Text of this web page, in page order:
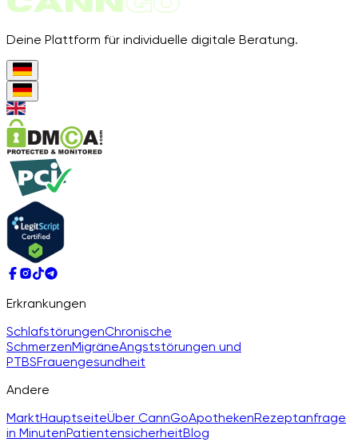
Deine Plattform für individuelle digitale Beratung.
Erkrankungen
SchlafstörungenChronische
SchmerzenMigräneAngststörungen und
PTBSFrauengesundheit
Andere
MarktHauptseiteÜber CannGoApothekenRezeptanfrage
in MinutenPatientensicherheitBlog